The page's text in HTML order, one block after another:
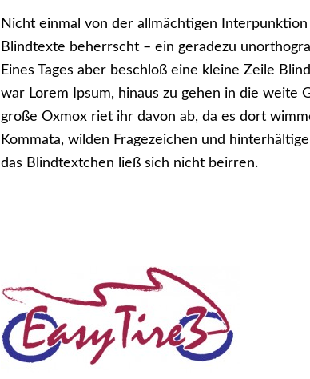
Nicht einmal von der allmächtigen
Blindtexte beherrscht – ein geradezu
Eines Tages aber beschloß eine kleine Zeile
war Lorem Ipsum, hinaus zu gehen in die weite
große Oxmox riet ihr davon ab, da es dort
Kommata, wilden Fragezeichen und
das Blindtextchen ließ sich nicht beirren.